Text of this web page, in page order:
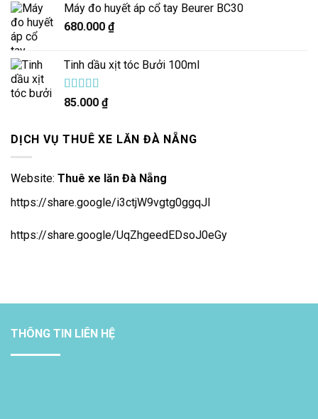
Máy đo huyết áp cổ tay Beurer BC30
680.000 ₫
Tinh dầu xịt tóc Bưởi 100ml
Được xếp
5.00
85.000 ₫
DỊCH VỤ THUÊ XE LĂN ĐÀ NẴNG
Website: Thuê xe lăn Đà Nẵng
https://share.google/i3ctjW9vgtg0ggqJl
https://share.google/UqZhgeedEDsoJ0eGy
THÔNG TIN LIÊN HỆ